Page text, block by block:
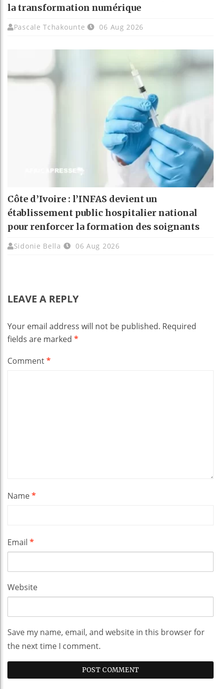
la transformation numérique
Pascale Tchakounte 06 Aug 2026
Côte d’Ivoire : l’INFAS devient un
établissement public hospitalier national
pour renforcer la formation des soignants
Sidonie Bella 06 Aug 2026
LEAVE A REPLY
Your email address will not be published. Required
fields are marked *
Comment*
Name*
Email *
Website
Save my name, email, and website in this browser for
the next time I comment.